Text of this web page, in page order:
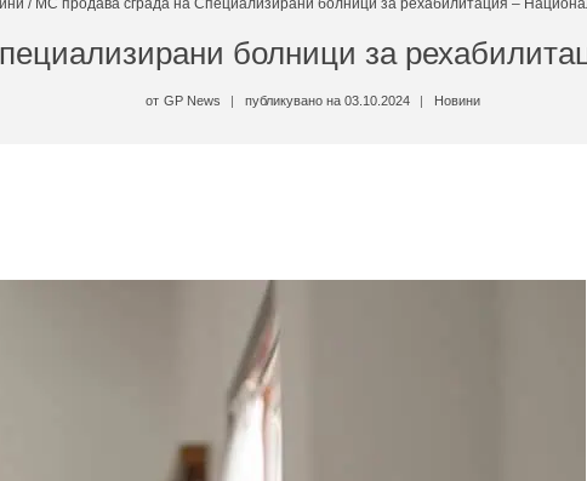
/ МС продава сграда на Специализирани болници за рехабилитация –
болници за
от GP News публикувано на 03.10.2024 Новини